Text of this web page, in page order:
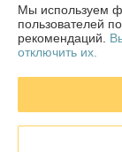
Полная версия
Сайт создан на
Мы используем
пользователей
рекомендаций.
отключить их.